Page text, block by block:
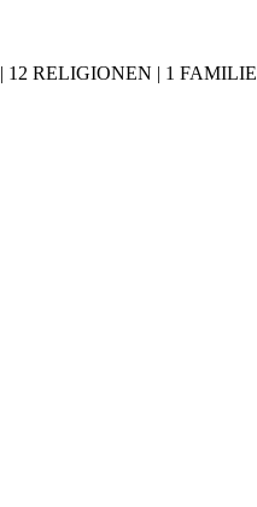
12 RELIGIONEN | 1 FAMILIE